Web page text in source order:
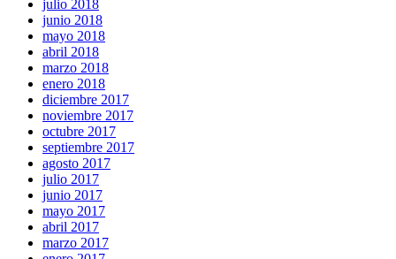
julio 2018
junio 2018
mayo 2018
abril 2018
marzo 2018
enero 2018
diciembre 2017
noviembre 2017
octubre 2017
septiembre 2017
agosto 2017
julio 2017
junio 2017
mayo 2017
abril 2017
marzo 2017